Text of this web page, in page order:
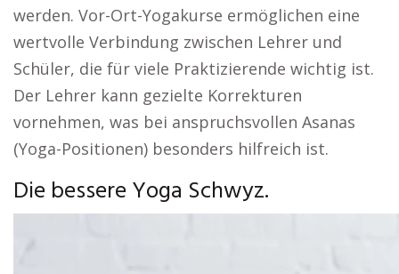
werden. Vor-Ort-Yogakurse ermöglichen eine
wertvolle Verbindung zwischen Lehrer und
Schüler, die für viele Praktizierende wichtig ist.
Der Lehrer kann gezielte Korrekturen
vornehmen, was bei anspruchsvollen Asanas
(Yoga-Positionen) besonders hilfreich ist.
Die bessere Yoga Schwyz.